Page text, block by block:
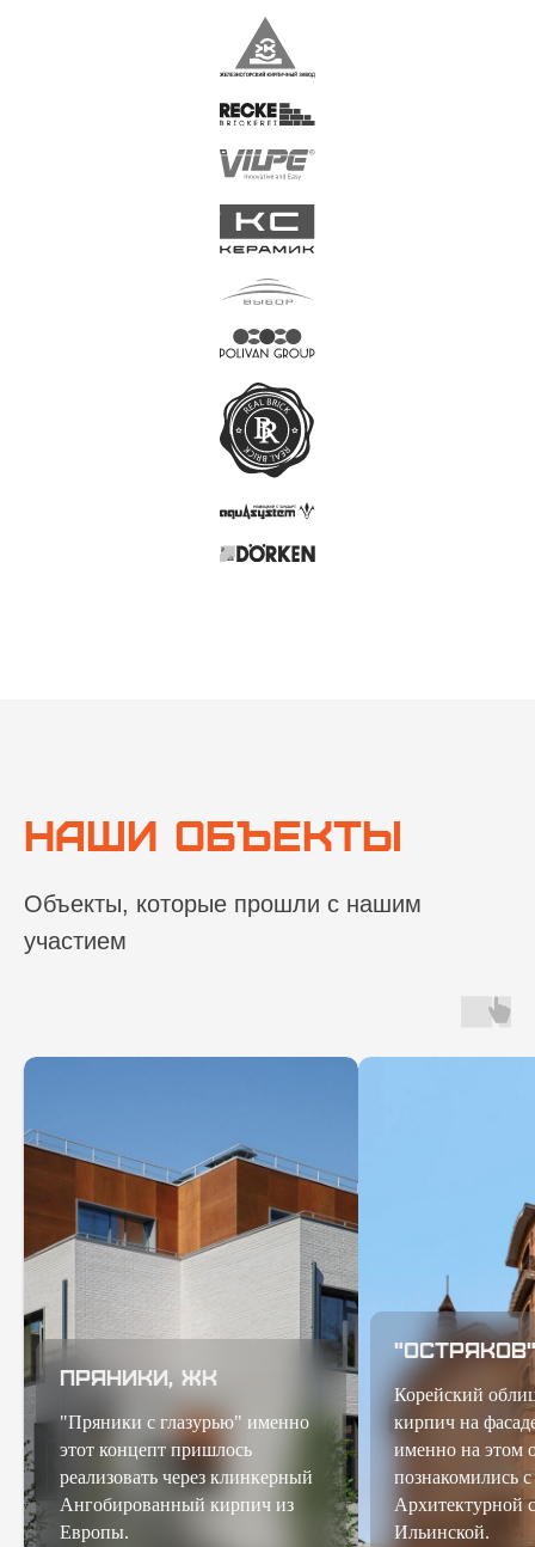
Наши объекты
Объекты, которые прошли с нашим
участием
Пряники, ЖК
"Пряники с глазурью" именно
этот концепт пришлось
реализовать через клинкерный
Ангобированный кирпич из
Европы.
"Остряков"
Корейский
кирпич на
именно на этом
познакомились с
Архитектурной
Ильинской.